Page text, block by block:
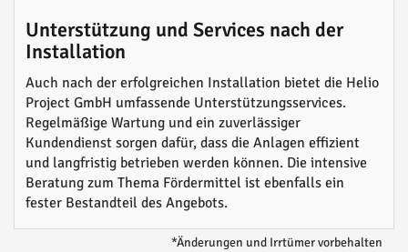
Unterstützung und Services nach der
Installation
Auch nach der erfolgreichen Installation bietet die Helio
Project GmbH umfassende Unterstützungsservices.
Regelmäßige Wartung und ein zuverlässiger
Kundendienst sorgen dafür, dass die Anlagen effizient
und langfristig betrieben werden können. Die intensive
Beratung zum Thema Fördermittel ist ebenfalls ein
fester Bestandteil des Angebots.
*Änderungen und Irrtümer vorbehalten